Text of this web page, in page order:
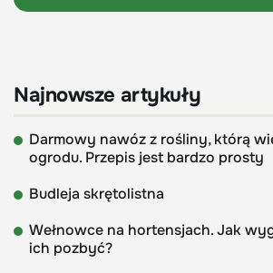
Najnowsze artykuły
Darmowy nawóz z rośliny, którą
ogrodu. Przepis jest bardzo prosty
Budleja skrętolistna
Wełnowce na hortensjach. Jak
ich pozbyć?